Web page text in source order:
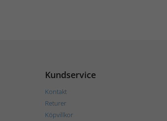
Kundservice
Kontakt
Returer
Köpvillkor